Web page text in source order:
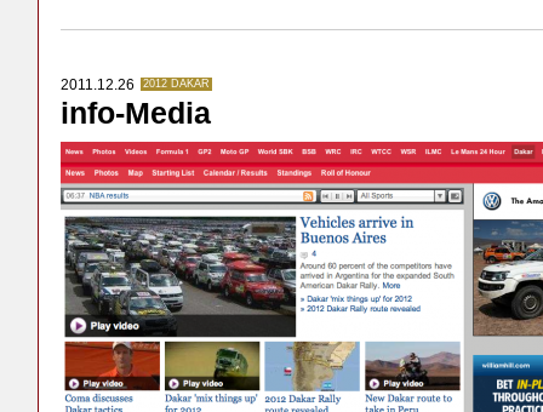
2011.12.26 2012 DAKAR
info-Media